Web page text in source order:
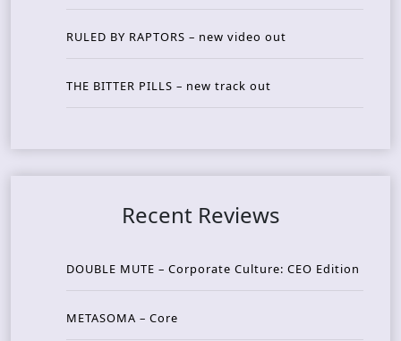
RULED BY RAPTORS – new video out
THE BITTER PILLS – new track out
Recent Reviews
DOUBLE MUTE – Corporate Culture: CEO Edition
METASOMA – Core